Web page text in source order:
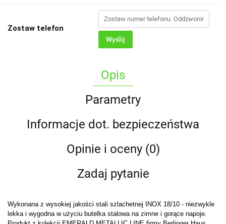
Zostaw telefon
Wyślij
Opis
Parametry
Informacje dot. bezpieczeństwa
Opinie i oceny (0)
Zadaj pytanie
Wykonana z wysokiej jakości stali szlachetnej INOX 18/10 - niezwykle
lekka i wygodna w użyciu butelka stalowa na zimne i gorące napoje.